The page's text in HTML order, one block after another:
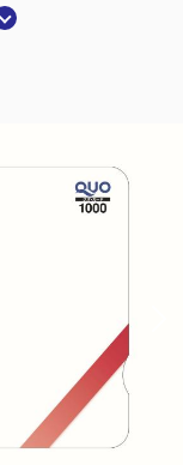
円
名
室
税・サービス料込
13,400